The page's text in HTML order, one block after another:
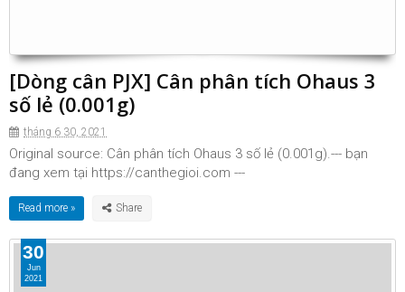
[Dòng cân PJX] Cân phân tích Ohaus 3
số lẻ (0.001g)
tháng 6 30, 2021
Original source: Cân phân tích Ohaus 3 số lẻ (0.001g).--- bạn
đang xem tại https://canthegioi.com ---
Read more »
30
Jun
2021